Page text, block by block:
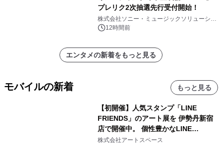
プレリク2次抽選先行受付開始！
株式会社ソニー・ミュージックソリューショ
ンズ12時間前
エンタメの新着をもっと見る
モバイルの新着 もっと見る
【初開催】人気スタンプ「LINE
FRIENDS」のアート展を 伊勢丹新宿
店で開催中。 個性豊かなLINE
FRIENDSの仲間たちが インテリアア
株式会社アートスペース